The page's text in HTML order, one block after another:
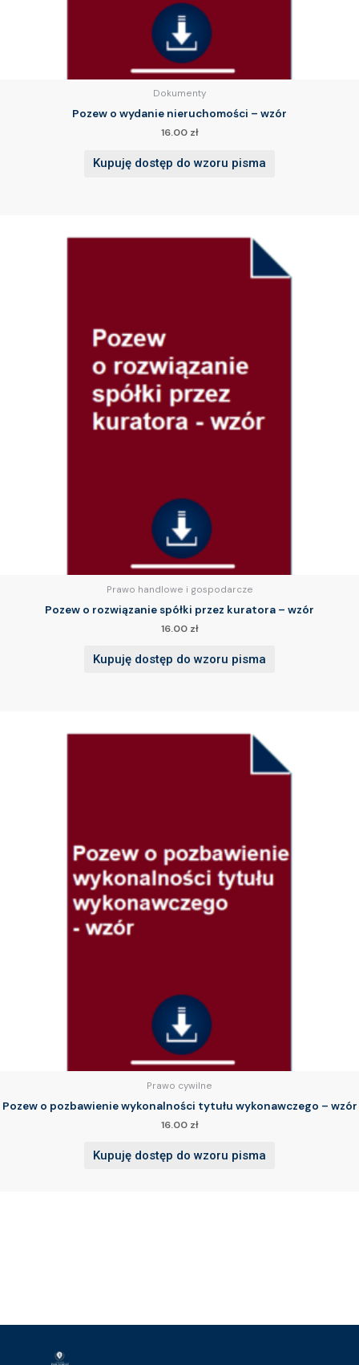
Dokumenty
Pozew o wydanie nieruchomości – wzór
16.00 zł
Kupuję dostęp do wzoru pisma
Prawo handlowe i gospodarcze
Pozew o rozwiązanie spółki przez kuratora – wzór
16.00 zł
Kupuję dostęp do wzoru pisma
Prawo cywilne
Pozew o pozbawienie wykonalności tytułu wykonawczego – wzór
16.00 zł
Kupuję dostęp do wzoru pisma